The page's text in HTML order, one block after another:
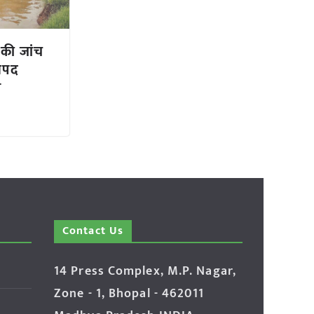
जांच
Contact Us
14 Press Complex, M.P. Nagar,
Zone - 1, Bhopal - 462011